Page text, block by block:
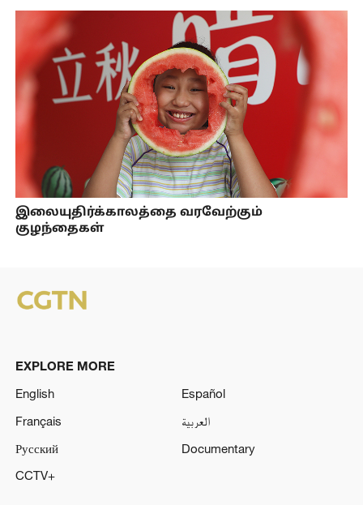
இலையுதிர்க்காலத்தை வரவேற்கும்
குழந்தைகள்
EXPLORE MORE
English
Español
Français
العربية
Русский
Documentary
CCTV+